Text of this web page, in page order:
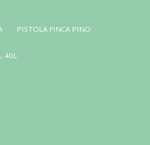
PISTOLA FINCA PINO
40L